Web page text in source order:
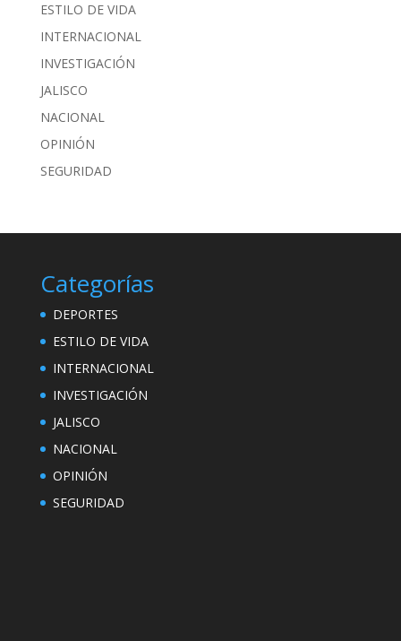
ESTILO DE VIDA
INTERNACIONAL
INVESTIGACIÓN
JALISCO
NACIONAL
OPINIÓN
SEGURIDAD
Categorías
DEPORTES
ESTILO DE VIDA
INTERNACIONAL
INVESTIGACIÓN
JALISCO
NACIONAL
OPINIÓN
SEGURIDAD